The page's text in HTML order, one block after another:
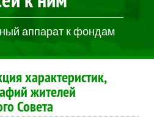
аппарат к фондам
характеристик,
жителей
Совета